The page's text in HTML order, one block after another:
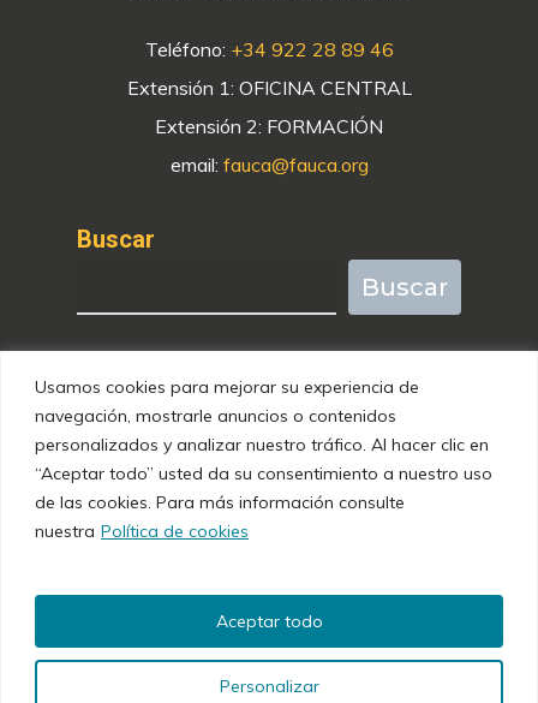
Usamos cookies para mejorar su experiencia de
navegación, mostrarle anuncios o contenidos
personalizados y analizar nuestro tráfico. Al hacer clic en
“Aceptar todo” usted da su consentimiento a nuestro uso
de las cookies. Para más información consulte
nuestra Política de cookies
Personalizar
Aceptar todo
Teléfono: +34 922 28 89 46
Extensión 1: OFICINA CENTRAL
Extensión 2: FORMACIÓN
email: fauca@fauca.org
Buscar
Buscar
HORARIOS Y POLÍTICAS
De Lunes a Viernes de 8:00 a 15:30
Política de privacidad
Accesibilidad
Datos contacto con el DPD